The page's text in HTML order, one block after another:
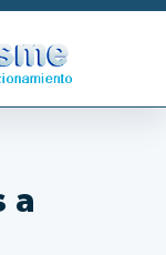
a